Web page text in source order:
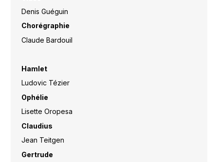
Denis Guéguin
Chorégraphie
Claude Bardouil
Hamlet
Ludovic Tézier
Ophélie
Lisette Oropesa
Claudius
Jean Teitgen
Gertrude